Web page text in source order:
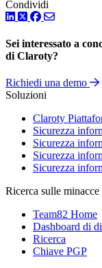
Condividi
LinkedIn
TwitterFacebook
Sei interessato a
di Claroty?
Richiedi una demo
Soluzioni
Claroty
Sicurezza
Sicurezza
Sicurezza
Sicurezza
Ricerca sulle minacce
Team82 Home
Dashboard di
Ricerca
Chiave PGP